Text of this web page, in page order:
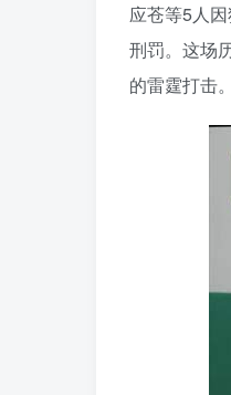
应苍等5人
刑罚。这场
的雷霆打击。